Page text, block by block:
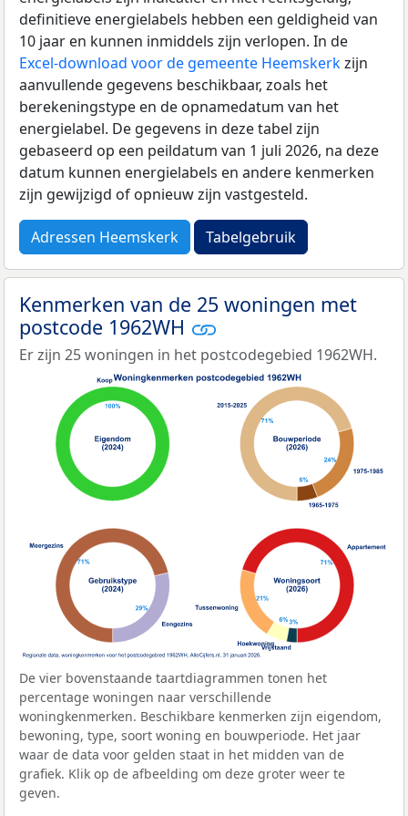
definitieve energielabels hebben een geldigheid van
10 jaar en kunnen inmiddels zijn verlopen. In de
Excel-download voor de gemeente Heemskerkzijn
aanvullende gegevens beschikbaar, zoals het
berekeningstype en de opnamedatum van het
energielabel. De gegevens in deze tabel zijn
gebaseerd op een peildatum van 1 juli 2026, na deze
datum kunnen energielabels en andere kenmerken
zijn gewijzigd of opnieuw zijn vastgesteld.
Adressen Heemskerk Tabelgebruik
Kenmerken van de 25 woningen met
postcode 1962WH
Er zijn 25 woningen in het postcodegebied 1962WH.
De vier bovenstaande taartdiagrammen tonen het
percentage woningen naar verschillende
woningkenmerken. Beschikbare kenmerken zijn eigendom,
bewoning, type, soort woning en bouwperiode. Het jaar
waar de data voor gelden staat in het midden van de
grafiek. Klik op de afbeelding om deze groter weer te
geven.